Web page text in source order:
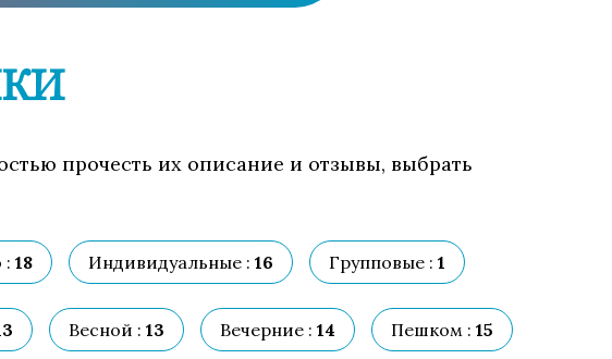
прочесть их описание и отзывы, выбрать
: 18 Индивидуальные : 16 Групповые : 1
Весной : 13 Вечерние : 14 Пешком : 15